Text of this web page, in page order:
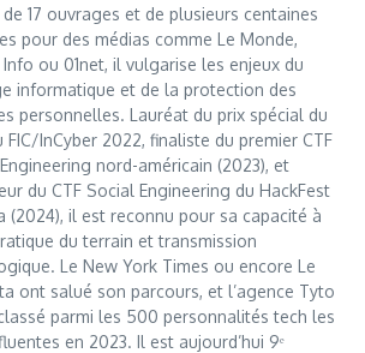
17 ouvrages et de plusieurs centaines
pour des médias comme Le Monde,
Info ou 01net, il vulgarise les enjeux du
informatique et de la protection des
personnelles. Lauréat du prix spécial du
FIC/InCyber 2022, finaliste du premier CTF
nord-américain (2023), et
du CTF Social Engineering du HackFest
(2024), il est reconnu pour sa capacité à
du terrain et transmission
Le New York Times ou encore Le
ont salué son parcours, et l’agence Tyto
parmi les 500 personnalités tech les
en 2023. Il est aujourd’hui 9ᵉ